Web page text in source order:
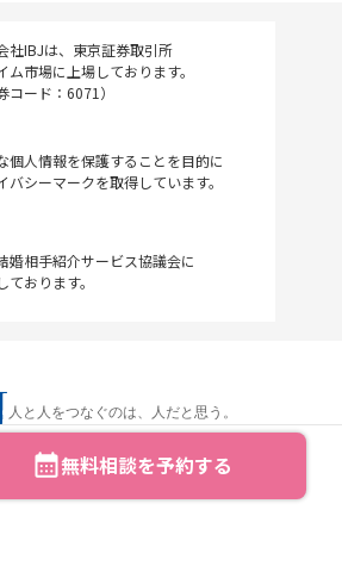
無料相談を予約する
社IBJは、東京証券取引所
ム市場に上場しております。
コード：6071）
個人情報を保護することを目的に
バシーマークを取得しています。
婚相手紹介サービス協議会に
ております。
人と人をつなぐのは、人だと思う。